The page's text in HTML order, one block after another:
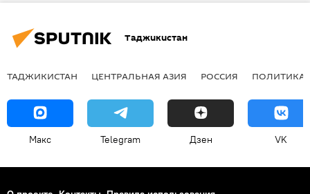
Таджикистан
ТАДЖИКИСТАН ЦЕНТРАЛЬНАЯ АЗИЯ РОССИЯ ПОЛИТИКА
Макс Telegram Дзен VK